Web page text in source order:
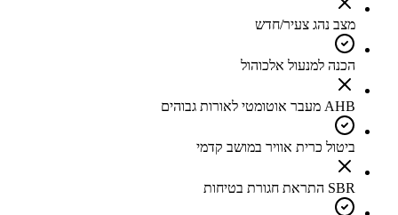
מצב נהג צעיר/חדש
הכנה למנעול אלכוהול
AHB מעבר אוטומטי לאורות גבוהים
ביטול כרית אוויר במושב קדמי
SBR התראת חגורת בטיחות